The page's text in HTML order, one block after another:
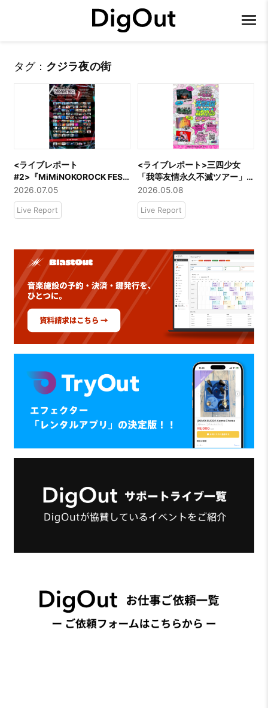
タグ： クジラ夜の街
<ライブレポート
#2>『MiMiNOKOROCK FES
JAPAN 2026』ーーEVE OF
THE LAIN / ACE COLLECTION
/ 3markets[ ] / クジラ夜の街
2026.07.05
Live Report
<ライブレポート>三四少女
「我等友情永久不滅ツアー」
大阪公演。クジラ夜の街とフ
ロアとで作り上げたずっと忘
れない1日
2026.05.08
Live Report